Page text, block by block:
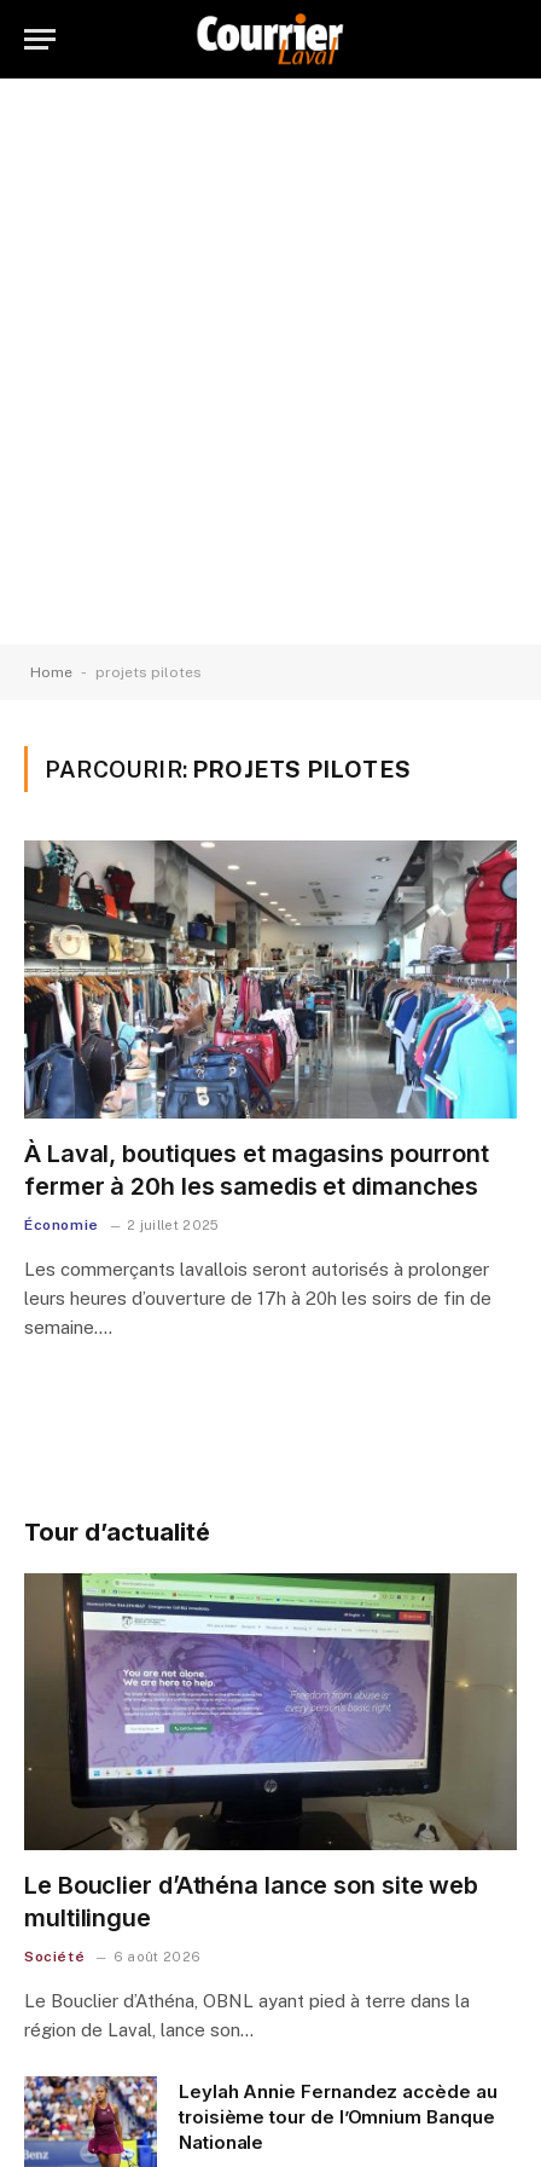
Home - projets pilotes
PARCOURIR: PROJETS PILOTES
À Laval, boutiques et magasins pourront
fermer à 20h les samedis et dimanches
Économie 2 juillet 2025
Les commerçants lavallois seront autorisés à prolonger
leurs heures d’ouverture de 17h à 20h les soirs de fin de
semaine.…
Tour d’actualité
Le Bouclier d’Athéna lance son site web
multilingue
Société 6 août 2026
Le Bouclier d’Athéna, OBNL ayant pied à terre dans la
région de Laval, lance son…
Leylah Annie Fernandez accède au
troisième tour de l’Omnium Banque
Nationale